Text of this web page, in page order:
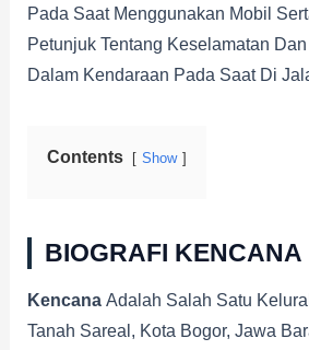
Pada Saat Menggunakan Mobil
Petunjuk Tentang Keselamatan
Dalam Kendaraan Pada Saat Di
Contents Show
BIOGRAFI KENCANA
KencanaAdalah Salah Satu
Tanah Sareal, Kota Bogor, Jawa